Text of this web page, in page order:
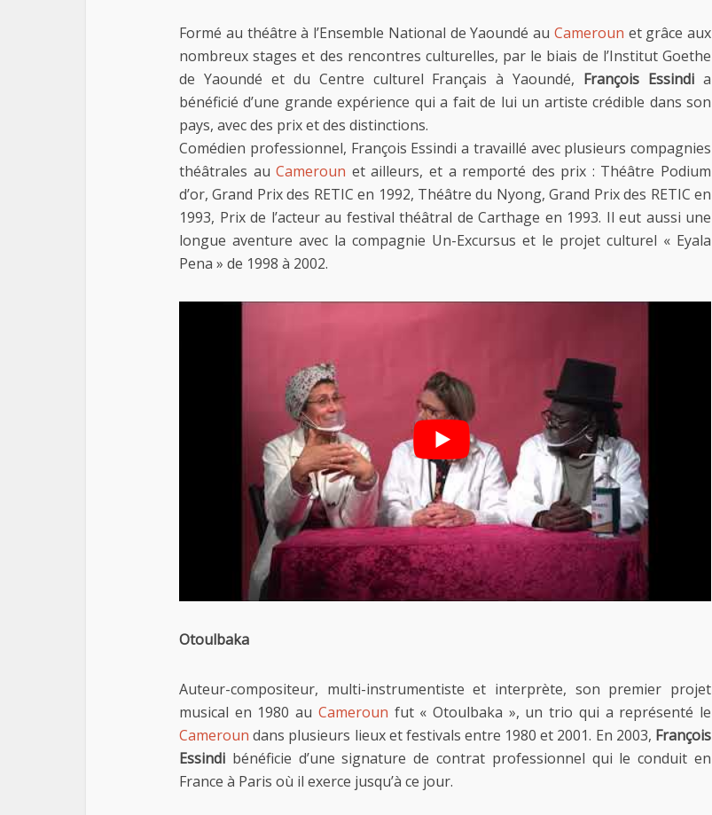
Formé au théâtre à l’Ensemble National de Yaoundé au Cameroun et grâce aux
nombreux stages et des rencontres culturelles, par le biais de l’Institut Goethe
de Yaoundé et du Centre culturel Français à Yaoundé, François Essindi a
bénéficié d’une grande expérience qui a fait de lui un artiste crédible dans son
pays, avec des prix et des distinctions.
Comédien professionnel, François Essindi a travaillé avec plusieurs compagnies
théâtrales auCameroun et ailleurs, et a remporté des prix : Théâtre Podium
d’or, Grand Prix des RETIC en 1992, Théâtre du Nyong, Grand Prix des RETIC en
1993, Prix de l’acteur au festival théâtral de Carthage en 1993. Il eut aussi une
longue aventure avec la compagnie Un-Excursus et le projet culturel « Eyala
Pena » de 1998 à 2002.
Otoulbaka
Auteur-compositeur, multi-instrumentiste et interprète, son premier projet
musical en 1980 au Cameroun fut « Otoulbaka », un trio qui a représenté le
Cameroun dans plusieurs lieux et festivals entre 1980 et 2001. En 2003, François
Essindi bénéficie d’une signature de contrat professionnel qui le conduit en
France à Paris où il exerce jusqu’à ce jour.